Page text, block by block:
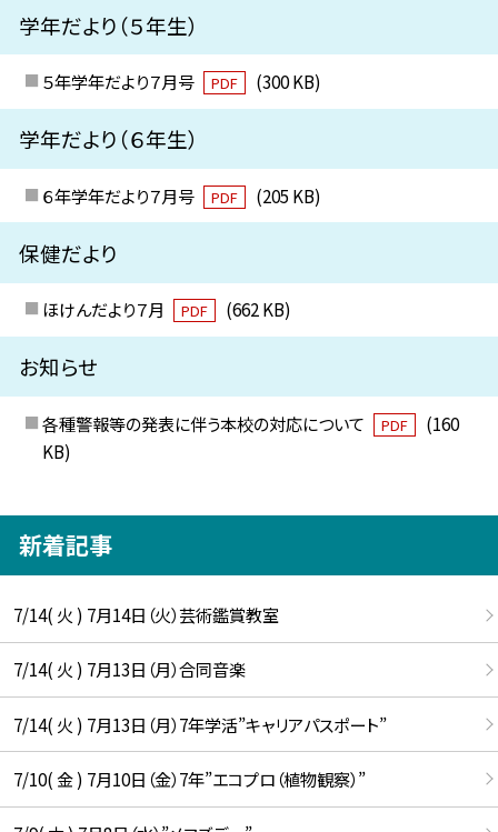
学年だより（５年生）
５年学年だより７月号 PDF (300 KB)
学年だより（６年生）
６年学年だより７月号 PDF (205 KB)
保健だより
ほけんだより７月 PDF (662 KB)
お知らせ
各種警報等の発表に伴う本校の対応について PDF
(160
KB)
新着記事
7/14( 火 ) 7月14日（火）芸術鑑賞教室
7/14( 火 ) 7月13日（月）合同音楽
7/14( 火 ) 7月13日（月）7年学活”キャリアパスポート”
7/10( 金 ) 7月10日（金）7年”エコプロ（植物観察）”